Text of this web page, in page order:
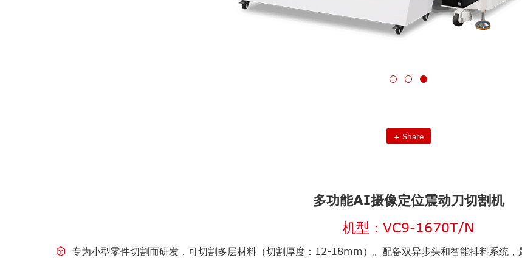
+ Share
多功能AI摄像定位震动刀切割机
机型：VC9-1670T/N
专为小型零件切割而研发，可切割多层材料（切割厚度：12-18mm）。配备双异步头和智能排料系统